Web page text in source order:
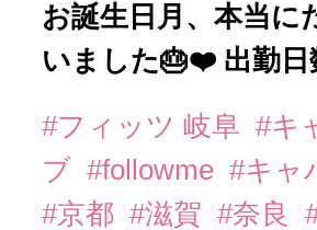
お誕生日月、本当
いました🎂❤️ 出勤日
#フィッツ 岐阜 #キ
ブ #followme #キャ
#京都 #滋賀 #奈良